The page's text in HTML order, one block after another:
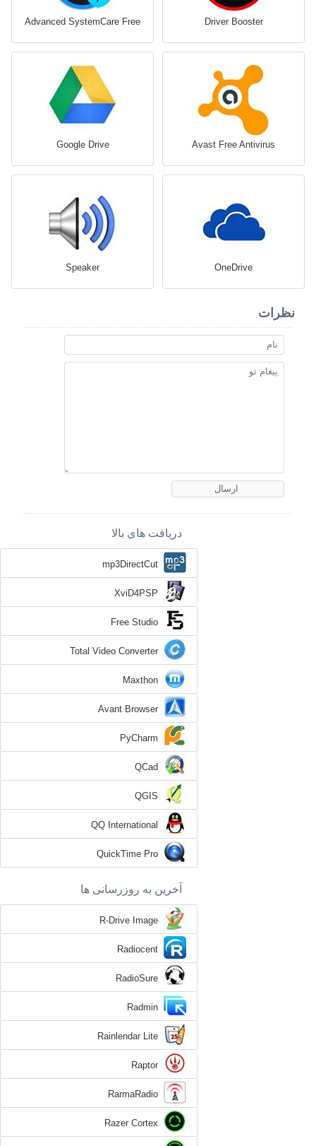
Driver Booster
Advanced SystemCare Free
Avast Free Antivirus
Google Drive
OneDrive
Speaker
نظرات
دریافت های بالا
mp3DirectCut
XviD4PSP
Free Studio
Total Video Converter
Maxthon
Avant Browser
PyCharm
QCad
QGIS
QQ International
QuickTime Pro
آخرین به روزرسانی ها
R-Drive Image
Radiocent
RadioSure
Radmin
Rainlendar Lite
Raptor
RarmaRadio
Razer Cortex